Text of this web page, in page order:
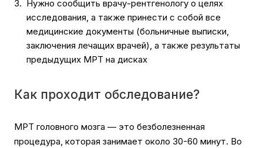
Нужно сообщить врачу-рентгенологу о целях
исследования, а также принести с собой все
медицинские документы (больничные выписки,
заключения лечащих врачей), а также результаты
предыдущих МРТ на дисках
Как проходит обследование?
МРТ головного мозга — это безболезненная
процедура, которая занимает около 30-60 минут. Во